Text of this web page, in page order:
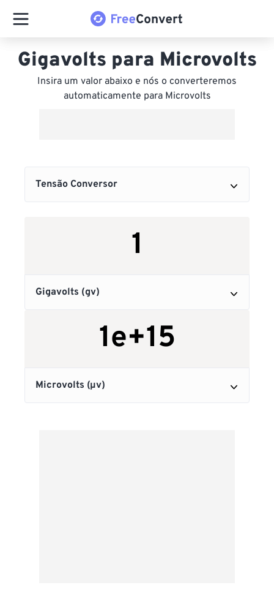
Gigavolts para Microvolts
Insira um valor abaixo e nós o converteremos
automaticamente para Microvolts